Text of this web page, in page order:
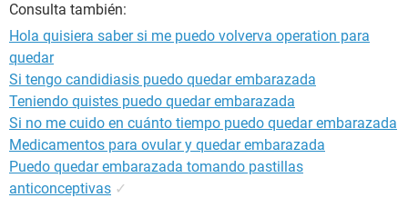
Consulta también:
Hola quisiera saber si me puedo volverva operation para
quedar
Si tengo candidiasis puedo quedar embarazada
Teniendo quistes puedo quedar embarazada
Si no me cuido en cuánto tiempo puedo quedar embarazada
Medicamentos para ovular y quedar embarazada
Puedo quedar embarazada tomando pastillas
anticonceptivas ✓